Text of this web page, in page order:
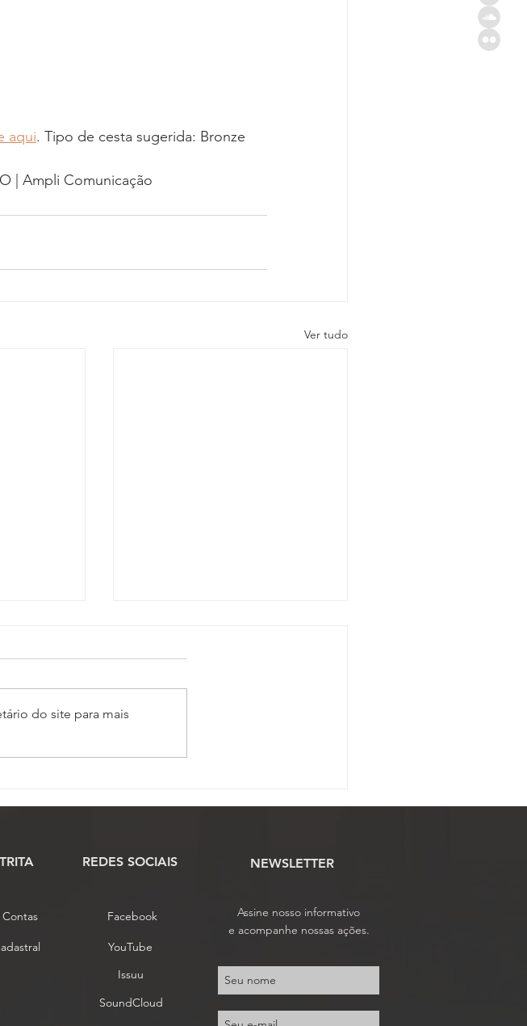
aqui. Tipo de cesta sugerida: Bronze
| Ampli Comunicação
Ver tudo
ASSOJAF-GO convoca para
do site para mais
REDES SOCIAIS NEWSLETTER
Facebook
YouTube
Issuu
SoundCloud
Assine nosso informativo
e acompanhe nossas ações.